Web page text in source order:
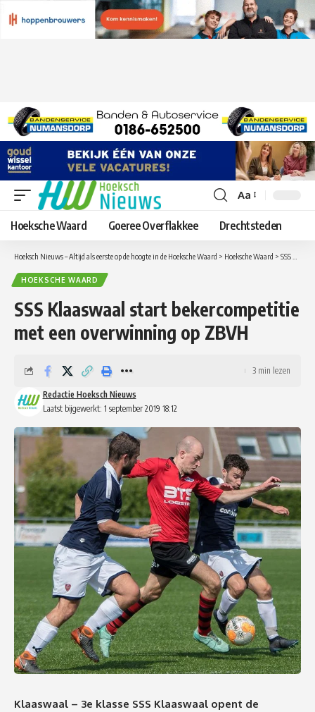
Lettergrootte
aanpassen
Aa
Hoeksche Waard Goeree Overflakkee Drechtsteden
Hoeksch Nieuws – Altijd als eerste op de hoogte in de Hoeksche Waard > Hoeksche Waard > SSS Klaaswaal start bekercompetitie met een overwinning op ZBVH
HOEKSCHE WAARD
SSS Klaaswaal start bekercompetitie
met een overwinning op ZBVH
Laatst bijgewerkt: 1 september 2019 18:12
Redactie Hoeksch Nieuws
3 min lezen
Klaaswaal – 3e klasse SSS Klaaswaal opent de